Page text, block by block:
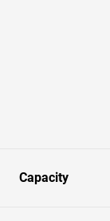
Capacity